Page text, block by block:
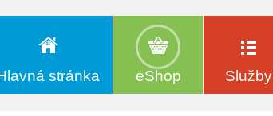
stránka eShop Služby